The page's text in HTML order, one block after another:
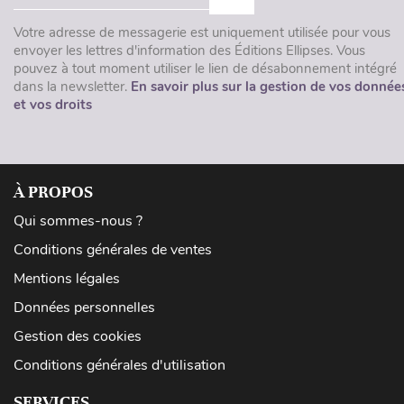
Votre adresse de messagerie est uniquement utilisée pour vous
envoyer les lettres d'information des Éditions Ellipses. Vous
pouvez à tout moment utiliser le lien de désabonnement intégré
dans la newsletter. En savoir plus sur la gestion de vos
et vos droits
À PROPOS
Qui sommes-nous ?
Conditions générales de ventes
Mentions légales
Données personnelles
Gestion des cookies
Conditions générales d'utilisation